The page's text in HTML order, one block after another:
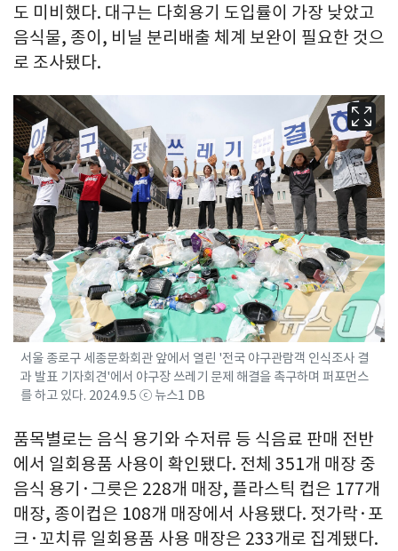
도 미비했다. 대구는 다회용기 도입률이 가장 낮았고
음식물, 종이, 비닐 분리배출 체계 보완이 필요한 것으
로 조사됐다.
서울 종로구 세종문화회관 앞에서 열린 '전국 야구관람객 인식조사 결
과 발표 기자회견'에서 야구장 쓰레기 문제 해결을 촉구하며 퍼포먼스
를 하고 있다. 2024.9.5 ⓒ 뉴스1 DB
품목별로는 음식 용기와 수저류 등 식음료 판매 전반
에서 일회용품 사용이 확인됐다. 전체 351개 매장 중
음식 용기·그릇은 228개 매장, 플라스틱 컵은 177개
매장, 종이컵은 108개 매장에서 사용됐다. 젓가락·포
크·꼬치류 일회용품 사용 매장은 233개로 집계됐다.